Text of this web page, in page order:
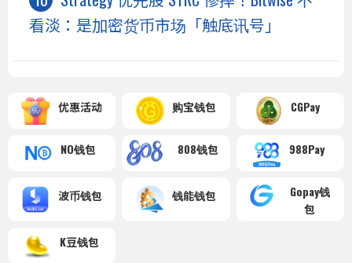
看淡：是加密货币市场「触底讯号」
优惠活动 购宝钱包 CGPay
NO钱包 808钱包 988Pay
波币钱包 钱能钱包
Gopay钱
包
K豆钱包